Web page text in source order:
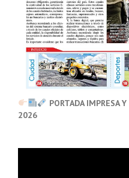
PORTADA IMPRESA
2026